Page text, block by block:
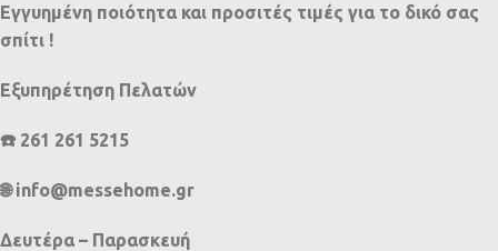
Εγγυημένη ποιότητα και προσιτές τιμές για το δικό σας
σπίτι !
Εξυπηρέτηση Πελατών
☎️ 261 261 5215
🌐 info@messehome.gr
Δευτέρα – Παρασκευή